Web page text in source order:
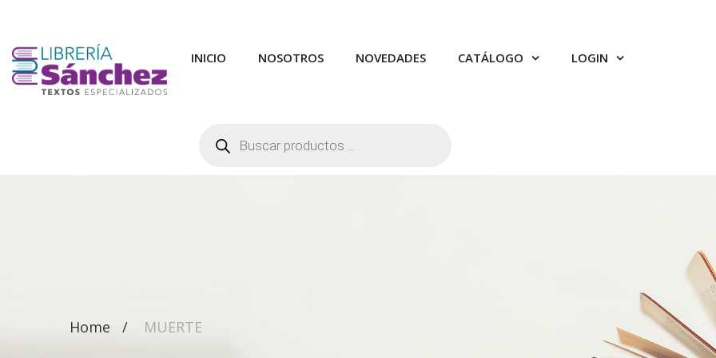
INICIO NOSOTROS NOVEDADES CATÁLOGO LOGIN
productos
Home MUERTE